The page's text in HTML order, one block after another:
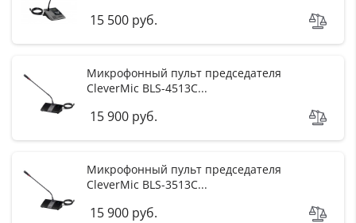
15 500 руб.
Микрофонный пульт председателя
CleverMic BLS-4513C...
15 900 руб.
Микрофонный пульт председателя
CleverMic BLS-3513C...
15 900 руб.